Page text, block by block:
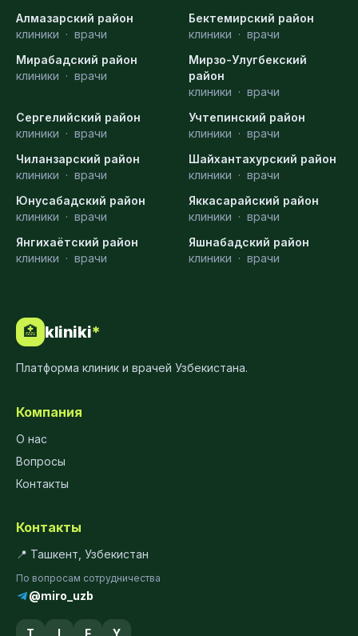
Алмазарский район
клиники · врачи
Бектемирский район
клиники · врачи
Мирабадский район
клиники · врачи
Мирзо-Улугбекский
район
клиники · врачи
Сергелийский район
клиники · врачи
Учтепинский район
клиники · врачи
Чиланзарский район
клиники · врачи
Шайхантахурский район
клиники · врачи
Юнусабадский район
клиники · врачи
Яккасарайский район
клиники · врачи
Янгихаётский район
клиники · врачи
Яшнабадский район
клиники · врачи
🏥 kliniki*
Платформа клиник и врачей Узбекистана.
Компания
О нас
Вопросы
Контакты
Контакты
📍 Ташкент, Узбекистан
По вопросам сотрудничества
@miro_uzb
T I F Y